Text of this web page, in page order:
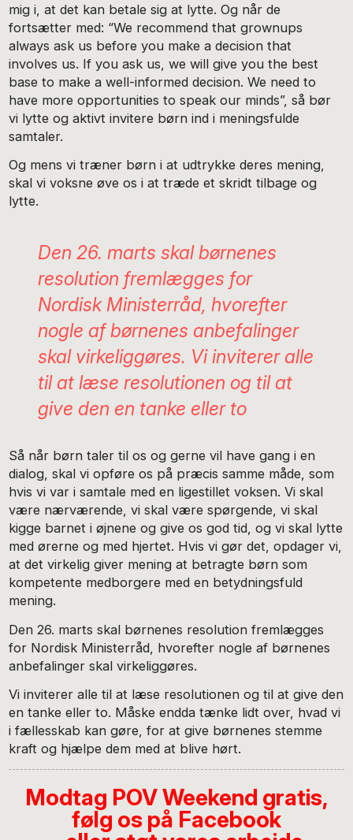
mig i, at det kan betale sig at lytte. Og når de
fortsætter med: “We recommend that grownups
always ask us before you make a decision that
involves us. If you ask us, we will give you the best
base to make a well-informed decision. We need to
have more opportunities to speak our minds”, så bør
vi lytte og aktivt invitere børn ind i meningsfulde
samtaler.
Og mens vi træner børn i at udtrykke deres mening,
skal vi voksne øve os i at træde et skridt tilbage og
lytte.
Den 26. marts skal børnenes
resolution fremlægges for
Nordisk Ministerråd, hvorefter
nogle af børnenes anbefalinger
skal virkeliggøres. Vi inviterer alle
til at læse resolutionen og til at
give den en tanke eller to
Så når børn taler til os og gerne vil have gang i en
dialog, skal vi opføre os på præcis samme måde, som
hvis vi var i samtale med en ligestillet voksen. Vi skal
være nærværende, vi skal være spørgende, vi skal
kigge barnet i øjnene og give os god tid, og vi skal lytte
med ørerne og med hjertet. Hvis vi gør det, opdager vi,
at det virkelig giver mening at betragte børn som
kompetente medborgere med en betydningsfuld
mening.
Den 26. marts skal børnenes resolution fremlægges
for Nordisk Ministerråd, hvorefter nogle af børnenes
anbefalinger skal virkeliggøres.
Vi inviterer alle til at læse resolutionen og til at give den
en tanke eller to. Måske endda tænke lidt over, hvad vi
i fællesskab kan gøre, for at give børnenes stemme
kraft og hjælpe dem med at blive hørt.
Modtag POV Weekend gratis,
følg os på Facebook